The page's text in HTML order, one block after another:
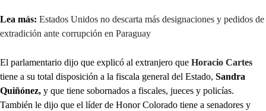
Lea más: Estados Unidos no descarta más designaciones y pedidos de
extradición ante corrupción en Paraguay
El parlamentario dijo que explicó al extranjero que Horacio Cartes
tiene a su total disposición a la fiscala general del Estado, Sandra
Quiñónez, y que tiene sobornados a fiscales, jueces y policías.
También le dijo que el líder de Honor Colorado tiene a senadores y